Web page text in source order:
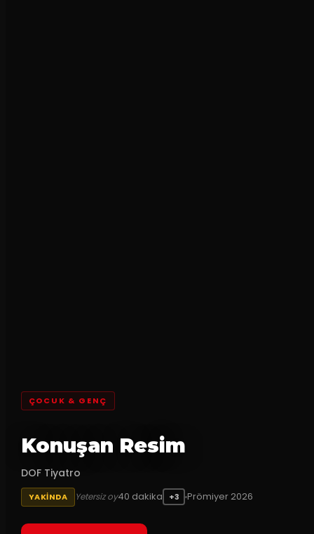
ÇOCUK & GENÇ
Konuşan Resim
DOF Tiyatro
YAKINDA Yetersiz oy40 dakika +3 Prömiyer 2026